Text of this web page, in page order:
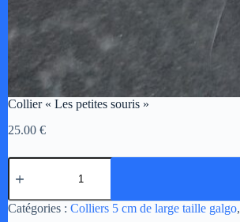
Collier « Les petites souris »
25.00 €
quantité
de
"Les
petites
A
Catégories : Colliers 5 cm de large taille galgo,